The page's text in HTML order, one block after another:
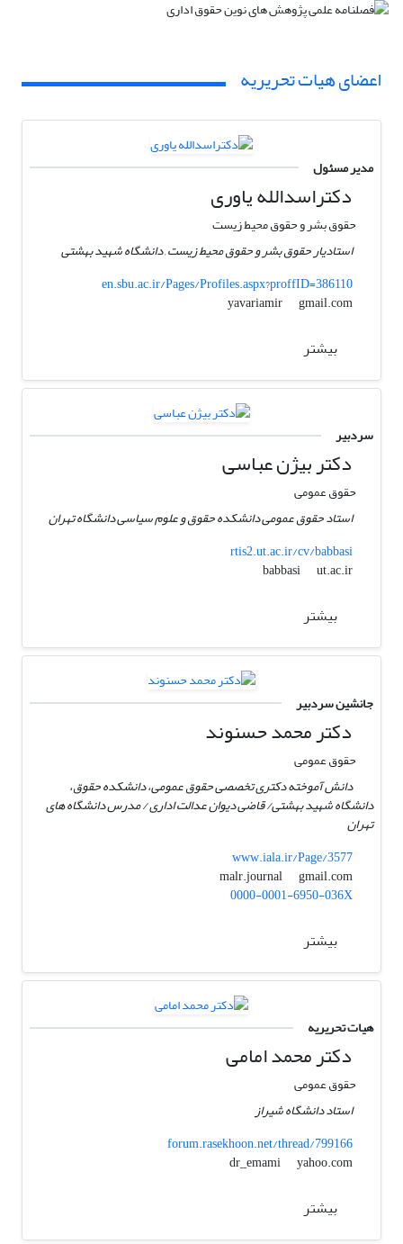
اعضای هیات تحریریه
مدیر مسئول
دکتراسدالله یاوری
حقوق بشر و حقوق محیط زیست
استادیار حقوق بشر و حقوق محیط زیست , دانشگاه شهید بهشتی
en.sbu.ac.ir/Pages/Profiles.aspx?proffID=386110
yavariamir
gmail.com
بیشتر
سردبیر
دکتر بیژن عباسی
حقوق عمومی
استاد حقوق عمومی دانشکده حقوق و علوم سیاسی دانشگاه تهران
rtis2.ut.ac.ir/cv/babbasi
babbasi
ut.ac.ir
بیشتر
جانشین سردبیر
دکتر محمد حسنوند
حقوق عمومی
دانش آموخته دکتری تخصصی حقوق عمومی، دانشکده حقوق،
دانشگاه شهید بهشتی/ قاضی دیوان عدالت اداری / مدرس دانشگاه های
تهران
www.iala.ir/Page/3577
malr.journal
gmail.com
0000-0001-6950-036X
بیشتر
هیات تحریریه
دکتر محمد امامی
حقوق عمومی
استاد دانشگاه شیراز
forum.rasekhoon.net/thread/799166
dr_emami
yahoo.com
بیشتر